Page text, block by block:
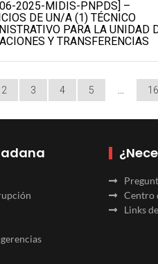
2025-MIDIS-PNPDS] –
DE UN/A (1) TÉCNICO
PARA LA UNIDAD
Y TRANSFERENCIAS
2 3 4 5 16
Centro
Links